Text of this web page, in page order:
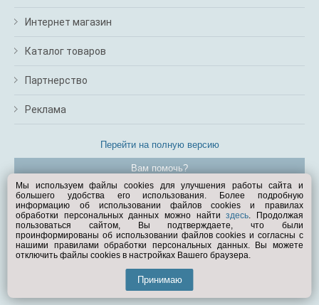
Интернет магазин
Каталог товаров
Партнерство
Реклама
Перейти на полную версию
Вам помочь?
© Exist.ru 1998—2026
Мы используем файлы cookies для улучшения работы сайта и
большего удобства его использования. Более подробную
информацию об использовании файлов cookies и правилах
обработки персональных данных можно найтиздесь. Продолжая
пользоваться сайтом, Вы подтверждаете, что были
проинформированы об использовании файлов cookies и согласны с
нашими правилами обработки персональных данных. Вы можете
отключить файлы cookies в настройках Вашего браузера.
Принимаю